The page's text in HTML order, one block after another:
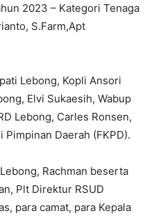
2023 – Kategori Tenaga
S.Farm,Apt
Lebong, Kopli Ansori
Elvi Sukaesih, Wabup
Lebong, Carles Ronsen,
Daerah (FKPD).
Rachman beserta
Plt Direktur RSUD
para camat, para Kepala